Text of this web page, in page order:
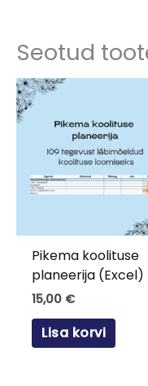
Seotud
Pikema koolituse
planeerija (Excel)
15,00 €
Lisa korvi